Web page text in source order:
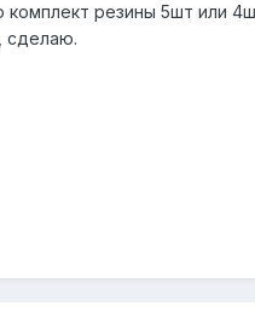
резины 5шт или
сделаю.